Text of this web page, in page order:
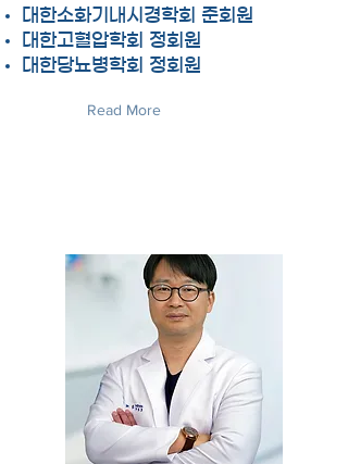
대한소화기내시경학회 준회원
대한고혈압학회 정회원
대한당뇨병학회 정회원
Read More